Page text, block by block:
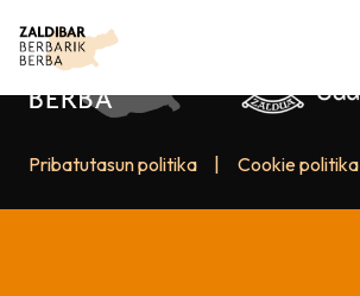
Pribatutasun politika Cookie politika